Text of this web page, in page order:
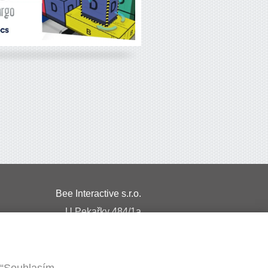
Bee Interactive s.r.o.
U Pekařky 484/1a